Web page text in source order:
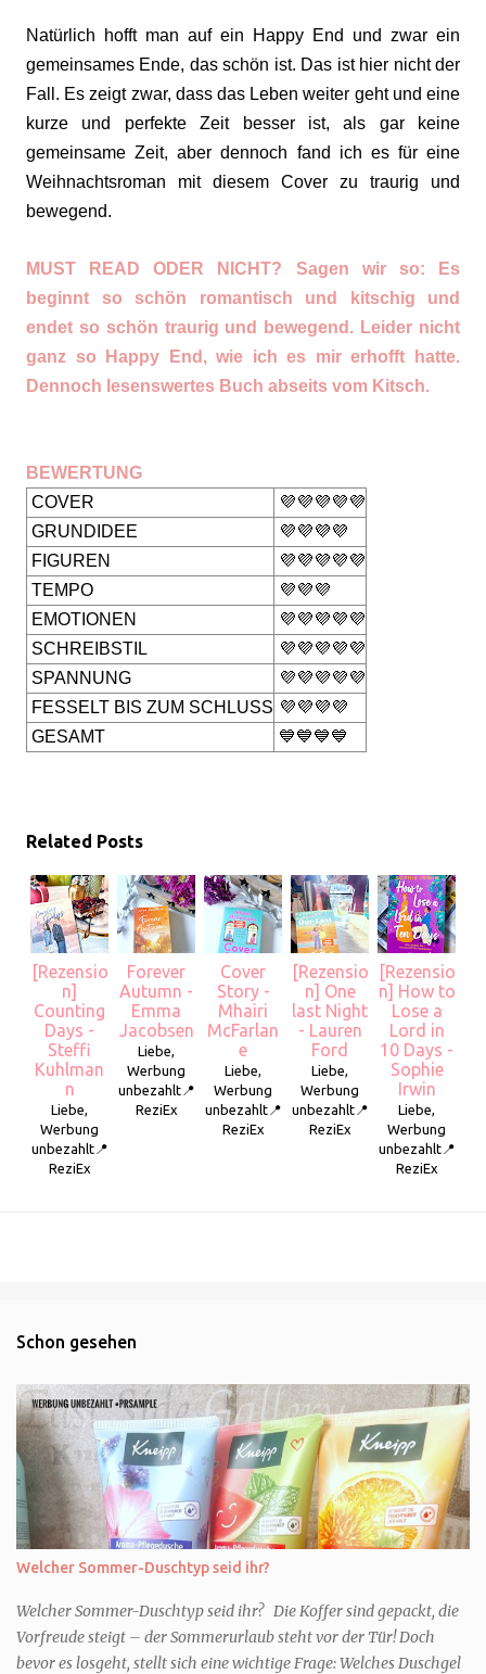
Natürlich hofft man auf ein Happy End und zwar ein
gemeinsames Ende, das schön ist. Das ist hier nicht der
Fall. Es zeigt zwar, dass das Leben weiter geht und eine
kurze und perfekte Zeit besser ist, als gar keine
gemeinsame Zeit, aber dennoch fand ich es für eine
Weihnachtsroman mit diesem Cover zu traurig und
bewegend.
MUST READ ODER NICHT? Sagen wir so: Es
beginnt so schön romantisch und kitschig und
endet so schön traurig und bewegend. Leider nicht
ganz so Happy End, wie ich es mir erhofft hatte.
Dennoch lesenswertes Buch abseits vom Kitsch.
BEWERTUNG
COVER
💜💜💜💜💜
GRUNDIDEE
💜💜💜💜
FIGUREN
💜💜💜💜💜
TEMPO
💜💜💜
EMOTIONEN
💜💜💜💜💜
SCHREIBSTIL
💜💜💜💜💜
SPANNUNG
💜💜💜💜💜
FESSELT BIS ZUM SCHLUSS 💜💜💜💜
GESAMT
💙💙💙💙
Related Posts
[Rezensio
n]
Counting
Days -
Steffi
Kuhlman
n
Liebe,
Werbung
unbezahlt📍
ReziEx
Forever
Autumn -
Emma
Jacobsen
Liebe,
Werbung
unbezahlt📍
ReziEx
Cover
Story -
Mhairi
McFarlan
e
Liebe,
Werbung
unbezahlt📍
ReziEx
[Rezensio
n] One
last Night
- Lauren
Ford
Liebe,
Werbung
unbezahlt📍
ReziEx
[Rezensio
n] How to
Lose a
Lord in
10 Days -
Sophie
Irwin
Liebe,
Werbung
unbezahlt📍
ReziEx
Schon gesehen
Welcher Sommer-Duschtyp seid ihr?
Welcher Sommer-Duschtyp seid ihr? Die Koffer sind gepackt, die
Vorfreude steigt – der Sommerurlaub steht vor der Tür! Doch
bevor es losgeht, stellt sich eine wichtige Frage: Welches Duschgel